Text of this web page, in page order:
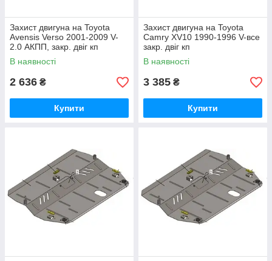
Захист двигуна на Toyota
Avensis Verso 2001-2009 V-
2.0 АКПП, закр. двіг кп
В наявності
2 636 ₴
Купити
Захист двигуна на Toyota
Camry XV10 1990-1996 V-все
закр. двіг кп
В наявності
3 385 ₴
Купити